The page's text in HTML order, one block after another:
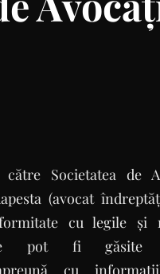
Societatea de
(avocat
cu legile și
pot fi